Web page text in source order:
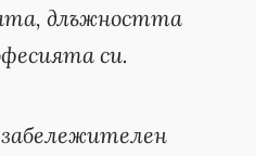
длъжността
си.